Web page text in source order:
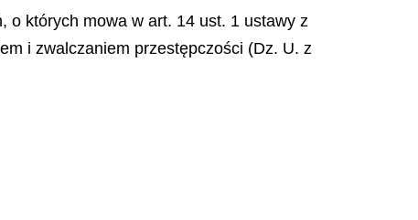
o których mowa w art. 14 ust. 1 ustawy z
i zwalczaniem przestępczości (Dz. U. z